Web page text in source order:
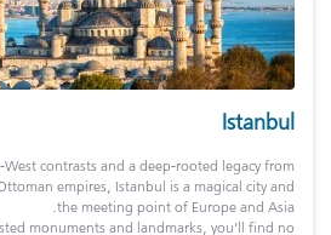
Istanbul
contrasts and a deep-rooted legacy from
empires, Istanbul is a magical city and
the meeting point of Europe and Asia.
monuments and landmarks, you’ll find no